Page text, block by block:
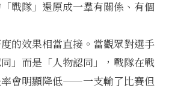
戰隊」還原成一羣有關係、有個
的效果相當直接。當觀眾對選手
」而是「人物認同」，戰隊在戰
率會明顯降低——一支輸了比賽但